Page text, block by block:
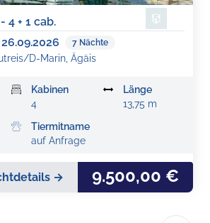
4 + 1 cab.
26.09.2026 7 Nächte
D-Marin, Ägäis
Kabinen
4
Länge
13,75 m
Tiermitname
auf Anfrage
→ 9.500,00 €